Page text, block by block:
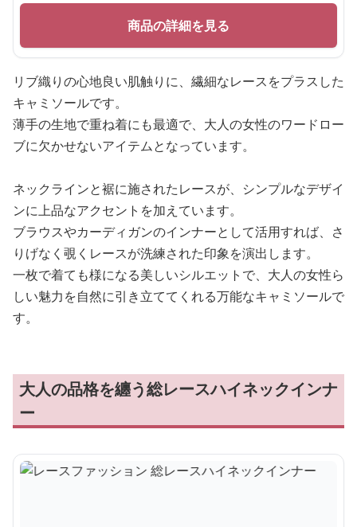
商品の詳細を見る
リブ織りの心地良い肌触りに、繊細なレースをプラスした
キャミソールです。
薄手の生地で重ね着にも最適で、大人の女性のワードロー
ブに欠かせないアイテムとなっています。
ネックラインと裾に施されたレースが、シンプルなデザイ
ンに上品なアクセントを加えています。
ブラウスやカーディガンのインナーとして活用すれば、さ
りげなく覗くレースが洗練された印象を演出します。
一枚で着ても様になる美しいシルエットで、大人の女性ら
しい魅力を自然に引き立ててくれる万能なキャミソールで
す。
大人の品格を纏う総レースハイネックインナ
ー